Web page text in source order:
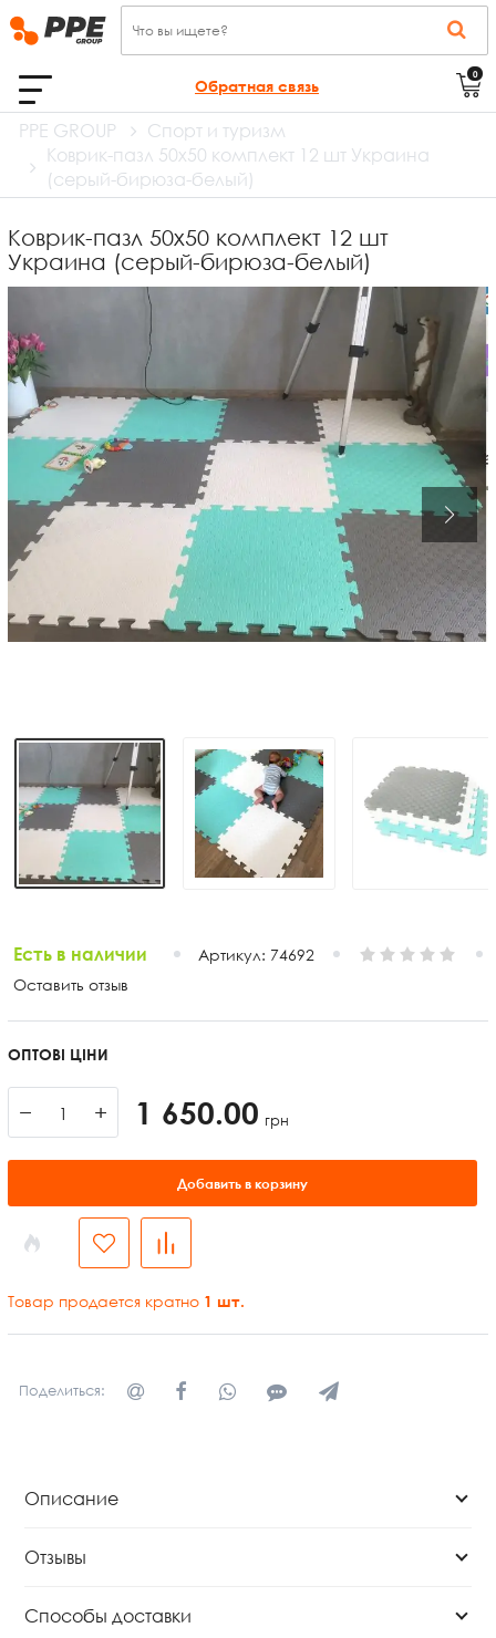
Обратная связь
0
PPE GROUP
Спорт и туризм
Коврик-пазл 50х50 комплект 12 шт Украина
(серый-бирюза-белый)
Коврик-пазл 50х50 комплект 12 шт
Украина (серый-бирюза-белый)
Есть в наличии Артикул: 74692
Оставить отзыв
ОПТОВІ ЦІНИ
− + 1 650.00 грн
Добавить в корзину
Товар продается кратно 1 шт.
Поделиться:
Описание
Отзывы
Способы доставки